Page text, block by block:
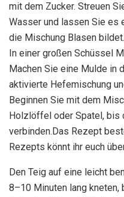
mit dem Zucker. Streuen
Wasser und lassen Sie es
die Mischung Blasen bildet.
In einer großen Schüssel
Machen Sie eine Mulde in
aktivierte Hefemischung
Beginnen Sie mit dem
Holzlöffel oder Spatel, bis
verbinden.Das Rezept
Rezepts könnt ihr euch
Den Teig auf eine leicht
8–10 Minuten lang